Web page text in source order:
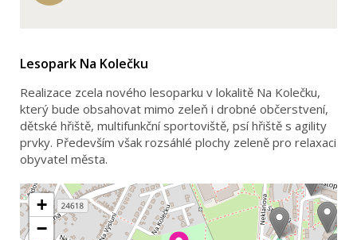
Lesopark Na Kolečku
Realizace zcela nového lesoparku v lokalitě Na Kolečku,
který bude obsahovat mimo zeleň i drobné občerstvení,
dětské hřiště, multifunkční sportoviště, psí hřiště s agility
prvky. Především však rozsáhlé plochy zeleně pro relaxaci
obyvatel města.
+
−